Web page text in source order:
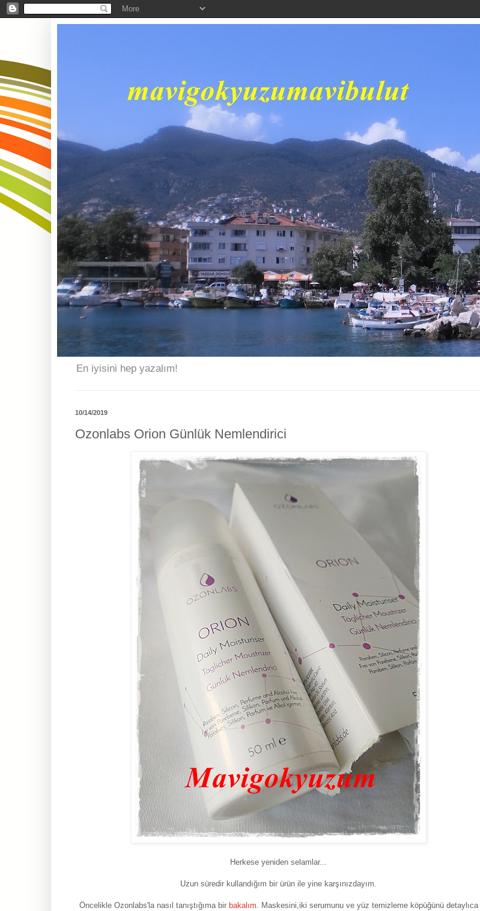
En iyisini hep yazalım!
10/14/2019
Ozonlabs Orion Günlük Nemlendirici
Herkese yeniden selamlar...
Uzun süredir kullandığım bir ürün ile yine karşınızdayım.
Öncelikle Ozonlabs'la nasıl tanıştığıma bir bakalım. Maskesini,iki serumunu ve yüz temizleme köpüğünü detaylıca